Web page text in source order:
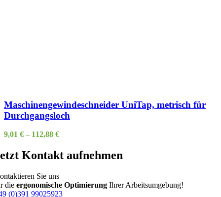
Maschinengewindeschneider UniTap, metrisch für
Durchgangsloch
9,01 € – 112,88 €
Kontakt aufnehmen
Sie uns
die ergonomische Optimierung Ihrer Arbeitsumgebung!
(0)391 99025923